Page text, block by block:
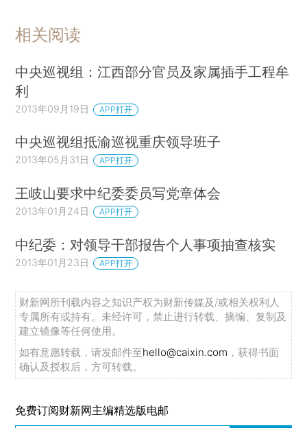
相关阅读
中央巡视组：江西部分官员及家属插手工程牟
利
2013年09月19日 APP打开
中央巡视组抵渝巡视重庆领导班子
2013年05月31日 APP打开
王岐山要求中纪委委员写党章体会
2013年01月24日 APP打开
中纪委：对领导干部报告个人事项抽查核实
2013年01月23日 APP打开
财新网所刊载内容之知识产权为财新传媒及/或相关权利人
专属所有或持有。未经许可，禁止进行转载、摘编、复制及
建立镜像等任何使用。
如有意愿转载，请发邮件至hello@caixin.com ，获得书面
确认及授权后，方可转载。
免费订阅财新网主编精选版电邮